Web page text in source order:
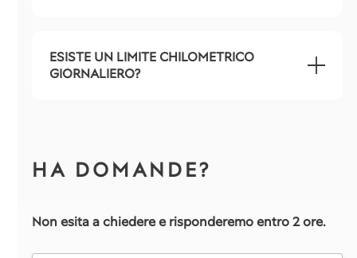
ESISTE UN LIMITE CHILOMETRICO
GIORNALIERO?
HA DOMANDE?
Non esita a chiedere e risponderemo entro 2 ore.